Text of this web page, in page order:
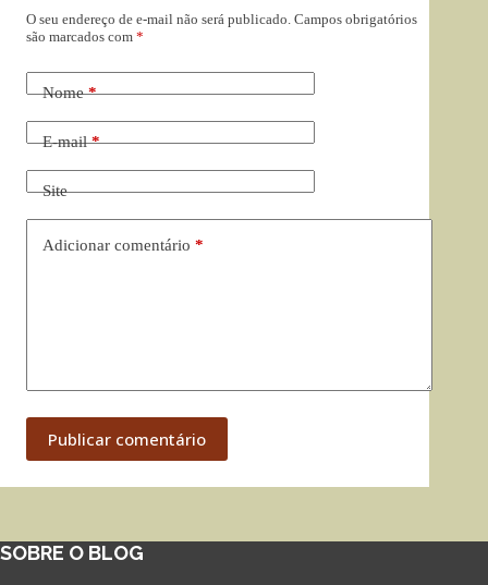
O seu endereço de e-mail não será publicado. Campos obrigatórios
são marcados com *
Nome*
E-mail*
Site
Adicionar comentário *
Publicar comentário
SOBRE O BLOG